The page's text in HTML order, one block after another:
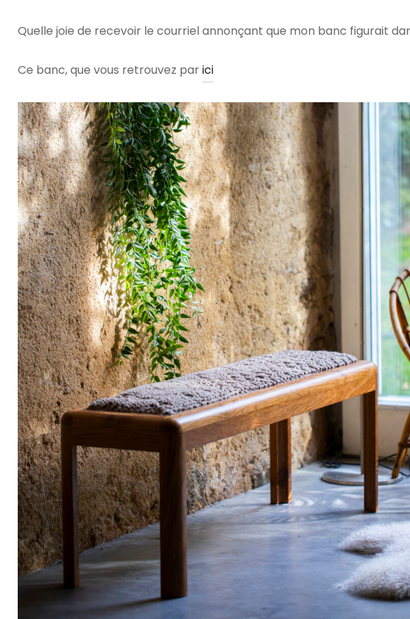
Quelle joie de recevoir le courriel annonçant que mon banc figurait
Ce banc, que vous retrouvez parici